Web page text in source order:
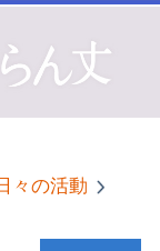
々の活動